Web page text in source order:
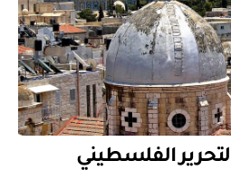
الفلسطيني